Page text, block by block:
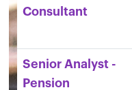
Consultant
Senior Analyst -
Pension